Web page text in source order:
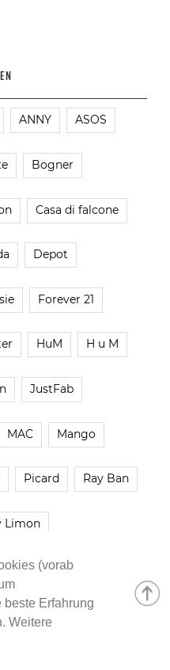
(vorab
Erfahrung
Weitere
ANNY ASOS
Bogner
Casa di falcone
Depot
Forever 21
HuM H u M
JustFab
MAC Mango
Picard Ray Ban
Limon
Steve Madden
Zara